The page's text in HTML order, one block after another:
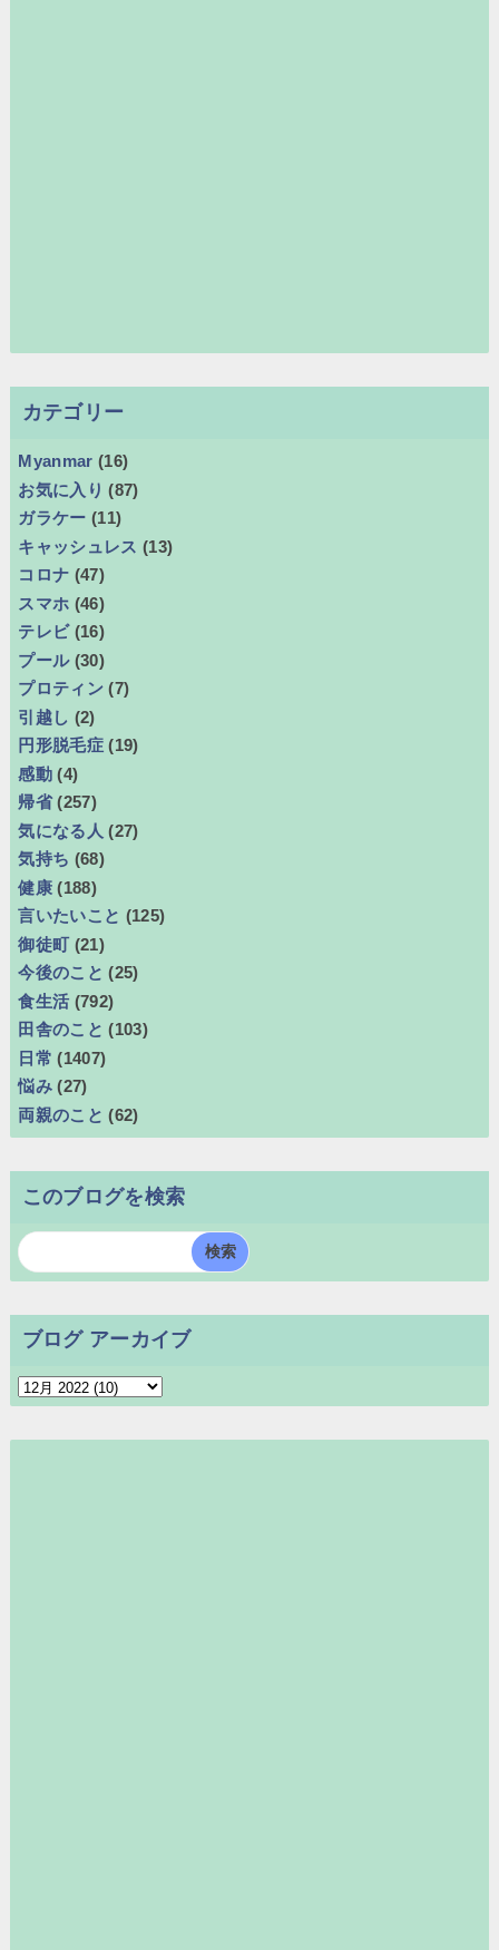
カテゴリー
Myanmar (16)
お気に入り (87)
ガラケー (11)
キャッシュレス (13)
コロナ (47)
スマホ (46)
テレビ (16)
プール (30)
プロティン (7)
引越し (2)
円形脱毛症 (19)
感動 (4)
帰省 (257)
気になる人 (27)
気持ち (68)
健康 (188)
言いたいこと (125)
御徒町 (21)
今後のこと (25)
食生活 (792)
田舎のこと (103)
日常 (1407)
悩み (27)
両親のこと (62)
このブログを検索
ブログ アーカイブ